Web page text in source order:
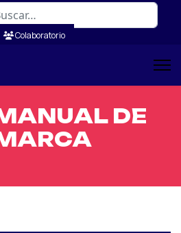
Colaboratorio
DE